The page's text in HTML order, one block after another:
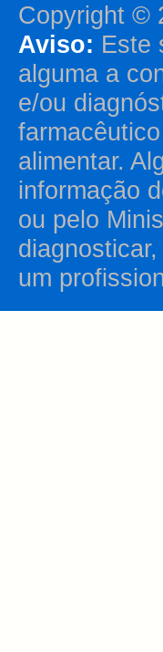
Copyright ©
Aviso: Este
alguma a
e/ou
alimentar.
informação
ou pelo
um